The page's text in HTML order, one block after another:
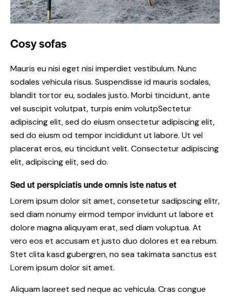
Cosy sofas
Mauris eu nisi eget nisi imperdiet vestibulum. Nunc
sodales vehicula risus. Suspendisse id mauris sodales,
blandit tortor eu, sodales justo. Morbi tincidunt, ante
vel suscipit volutpat, turpis enim volutpSectetur
adipiscing elit, sed do eiusm onsectetur adipiscing elit,
sed do eiusm od tempor incididunt ut labore. Ut vel
placerat eros, eu tincidunt velit. Consectetur adipiscing
elit, adipiscing elit, sed do.
Sed ut perspiciatis unde omnis iste natus et
Lorem ipsum dolor sit amet, consetetur sadipscing elitr,
sed diam nonumy eirmod tempor invidunt ut labore et
dolore magna aliquyam erat, sed diam voluptua. At
vero eos et accusam et justo duo dolores et ea rebum.
Stet clita kasd gubergren, no sea takimata sanctus est
Lorem ipsum dolor sit amet.
Aliquam laoreet sed neque ac vehicula. Cras congue